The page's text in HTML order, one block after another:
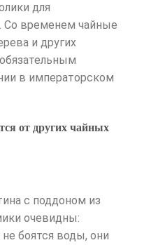
для
Со временем чайные
и других
в императорском
от других чайных
с поддоном из
очевидны:
боятся воды, они